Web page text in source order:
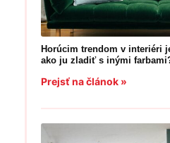
Horúcim trendom v interiéri
ako ju zladiť s inými
Prejsť na článok »